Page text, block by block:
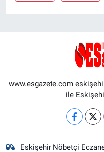
www.esgazete.com
ile
Eskişehir Nöbetçi